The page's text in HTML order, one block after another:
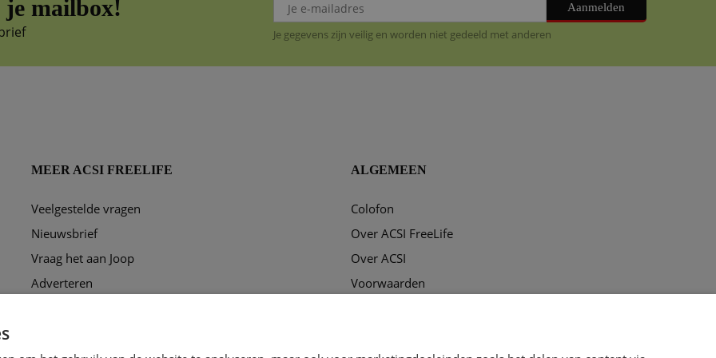
je mailbox! Aanmelden
Je gegevens zijn veilig en worden niet gedeeld met anderen
MEER ACSI FREELIFE
Veelgestelde vragen
Nieuwsbrief
Vraag het aan Joop
Adverteren
ALGEMEEN
Colofon
Over ACSI FreeLife
Over ACSI
Voorwaarden